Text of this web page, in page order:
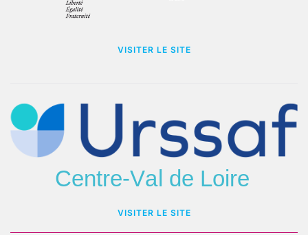
VISITER LE SITE
VISITER LE SITE